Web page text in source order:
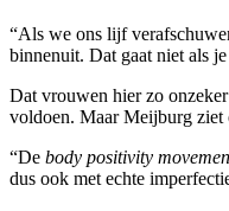
“Als we ons lijf
binnenuit. Dat gaat niet als
Dat vrouwen hier zo
voldoen. Maar Meijburg ziet
“De body positivity
dus ook met echte